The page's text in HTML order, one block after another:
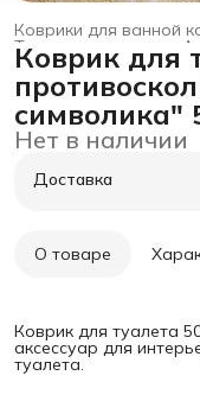
Коврики для ванной
Товары для дома
Главная ›
Коврик для
символика"
Нет в наличии
Доставка
О товаре
Коврик для туалета
аксессуар для
туалета.